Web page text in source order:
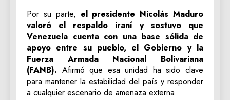
Por su parte, el presidente Nicolás Maduro
valoró el respaldo iraní y sostuvo que
Venezuela cuenta con una base sólida de
apoyo entre su pueblo, el Gobierno y la
Fuerza Armada Nacional Bolivariana
(FANB). Afirmó que esa unidad ha sido clave
para mantener la estabilidad del país y responder
a cualquier escenario de amenaza externa.